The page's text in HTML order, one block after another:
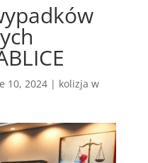
10, 2024| kolizja w